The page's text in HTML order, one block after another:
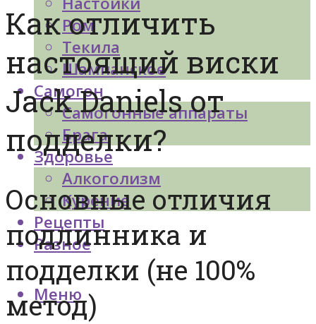
Ром
Текила
Шампанское
Самогон
Самогонные аппараты
Брага
Здоровье
Алкоголизм
Курение
Рецепты
Разное
Меню
Как отличить
настоящий виски
Jack Daniels от
подделки?
Основные отличия
подлинника и
подделки (не 100%
метод)